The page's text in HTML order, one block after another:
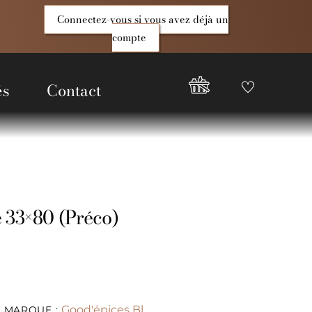
Connectez-vous si vous avez déjà un
compte
Contact
Compte
Good
Epices
Favoris
(Préco)